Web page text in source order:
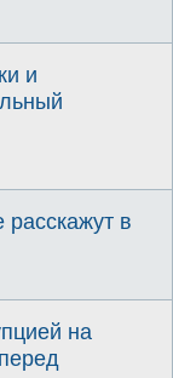
и
в
на